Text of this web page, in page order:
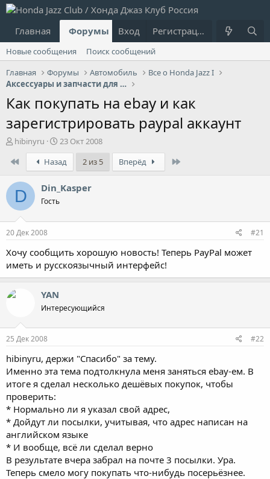
Главная Форумы Что нового?
Вход Регистрация
Новые сообщения
Поиск сообщений
Главная
Форумы Автомобиль
Все о Honda Jazz I
Аксессуары и запчасти для Jazz I
Как покупать на ebay и как
зарегистрировать paypal аккаунт
А
т
р
е
ы
hibinyru
Д
а
т
а
н
а
ч
23 Окт 2008
Назад 2 из 5 Вперёд
D Din_Kasper
Гость
20 Дек 2008 #21
Хочу сообщить хорошую новость! Теперь PayPal может
иметь и русскоязычный интерфейс!
YAN
Интересующийся
25 Дек 2008 #22
hibinyru, держи "Спасибо" за тему.
Именно эта тема подтолкнула меня заняться ebay-ем. В
итоге я сделал несколько дешёвых покупок, чтобы
проверить:
* Нормально ли я указал свой адрес,
* Дойдут ли посылки, учитывая, что адрес написан на
английском языке
* И вообще, всё ли сделал верно
В результате вчера забрал на почте 3 посылки. Ура.
Теперь смело могу покупать что-нибудь посерьёзнее.